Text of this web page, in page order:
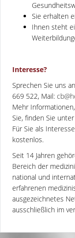
Sie erhalten
Ihnen steht
Interesse?
Sprechen Sie uns
669 522, Mail:
Mehr
Sie, finden Sie unter
Für Sie als
kostenlos.
Seit 14 Jahren
Bereich der
national und
erfahrenen
ausgezeichnetes
ausschließlich im